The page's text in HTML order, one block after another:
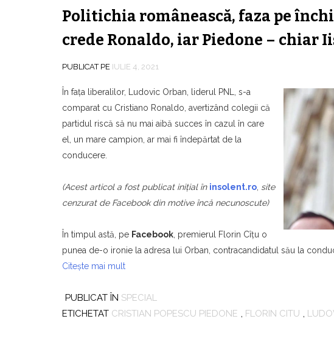
Politichia românească, faza pe
crede Ronaldo, iar Piedone – chiar
PUBLICAT PE IULIE 4, 2021
În faţa liberalilor, Ludovic Orban, liderul PNL, s-a
comparat cu Cristiano Ronaldo, avertizând colegii că
partidul riscă să nu mai aibă succes în cazul în care
el, un mare campion, ar mai fi îndepărtat de la
conducere.
(Acest articol a fost publicat iniţial în insolent.ro site
cenzurat de Facebook din motive încă necunoscute)
În timpul astă, pe Facebook , premierul Florin Cîțu o
punea de-o ironie la adresa lui Orban, contracandidatul său la
Citește mai mult
PUBLICAT ÎN SPECIAL
ETICHETAT CRISTIAN POPESCU PIEDONE , FLORIN CITU ,